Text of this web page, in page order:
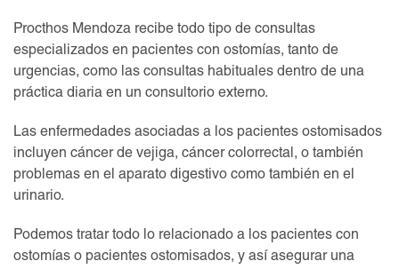
Procthos Mendoza recibe todo tipo de consultas
especializados en pacientes con ostomías, tanto de
urgencias, como las consultas habituales dentro de una
práctica diaria en un consultorio externo.
Las enfermedades asociadas a los pacientes ostomisados
incluyen cáncer de vejiga, cáncer colorrectal, o también
problemas en el aparato digestivo como también en el
urinario.
Podemos tratar todo lo relacionado a los pacientes con
ostomías o pacientes ostomisados, y así asegurar una